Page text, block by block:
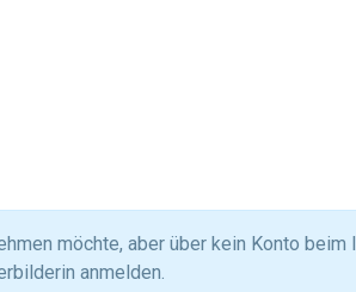
möchte, aber über kein Konto beim
anmelden.